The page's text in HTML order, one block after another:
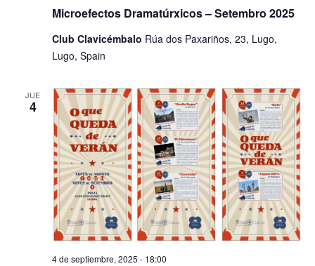
Microefectos Dramatúrxicos – Setembro 2025
Club Clavicémbalo Rúa dos Paxariños, 23, Lugo,
Lugo, Spain
JUE
4
4 de septiembre, 2025 - 18:00